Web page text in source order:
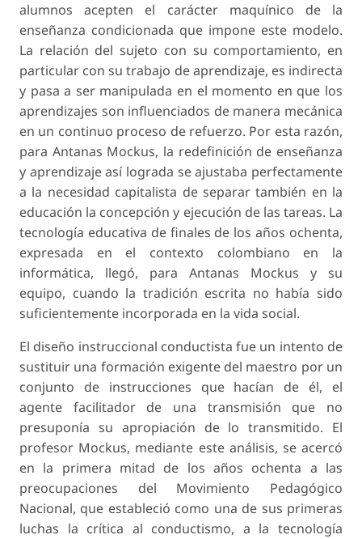
alumnos acepten el carácter maquínico de la
enseñanza condicionada que impone este modelo.
La relación del sujeto con su comportamiento, en
particular con su trabajo de aprendizaje, es indirecta
y pasa a ser manipulada en el momento en que los
aprendizajes son influenciados de manera mecánica
en un continuo proceso de refuerzo. Por esta razón,
para Antanas Mockus, la redefinición de enseñanza
y aprendizaje así lograda se ajustaba perfectamente
a la necesidad capitalista de separar también en la
educación la concepción y ejecución de las tareas. La
tecnología educativa de finales de los años ochenta,
expresada en el contexto colombiano en la
informática, llegó, para Antanas Mockus y su
equipo, cuando la tradición escrita no había sido
suficientemente incorporada en la vida social.
El diseño instruccional conductista fue un intento de
sustituir una formación exigente del maestro por un
conjunto de instrucciones que hacían de él, el
agente facilitador de una transmisión que no
presuponía su apropiación de lo transmitido. El
profesor Mockus, mediante este análisis, se acercó
en la primera mitad de los años ochenta a las
preocupaciones del Movimiento Pedagógico
Nacional, que estableció como una de sus primeras
luchas la crítica al conductismo, a la tecnología